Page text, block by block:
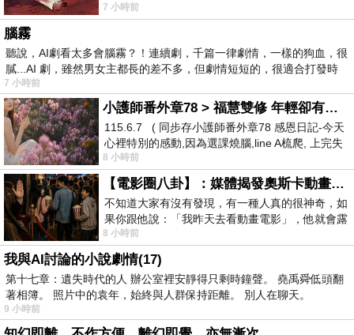
驚世駭俗的神通法門 也未必讀
7 小時前
腦霧
聽說，AI劇看太多會腦霧？！連續劇，千篇一律劇情，一樣的狗血，很
膩...AI 劇，雖然男女主都長的差不多，但劇情短短的，很適合打發時
7 小時前
小護師番外章78 > 福慧雙修 年輕卻有個老靈魂 ㄑ金剛經〉podcast
115.6.7 ( 同步存小護師番外章78 感恩日記-今天
心裡特別的感動,因為選課燒腦,line A梳爬, 上完失
智課的她,特來傾
8 小時前
【電影圈八卦】：媒體揭發奧斯卡動畫項目投票醜聞！好萊塢為什麼看不起動畫電影？
不知道大家有沒有發現，有一種人真的很神奇，如
果你跟他說：「我昨天去看動畫電影」，他就會露
出一種慈祥的微笑，然後問你是不是陪小
8 小時前
我與AI討論的小說劇情(17)
第十七章：遺失時代的人 辦公室裡安靜得只剩時鐘聲。 堯禹舜低頭翻
著相簿。 照片中的袁年，始終與人群保持距離。 別人在聊天。
9 小時前